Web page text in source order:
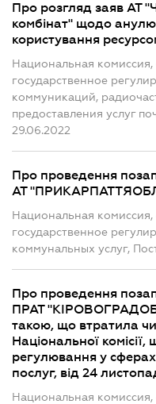
Про розгляд заяв АТ
комбінат" щодо
користування
Национальная
государственное
коммуникаций,
предоставления услуг
29.06.2022
Про проведення
АТ
Национальная
государственное
коммунальных услуг,
Про проведення
ПРАТ
такою, що втратила
Національної
регулювання у
послуг, від 24
Национальная